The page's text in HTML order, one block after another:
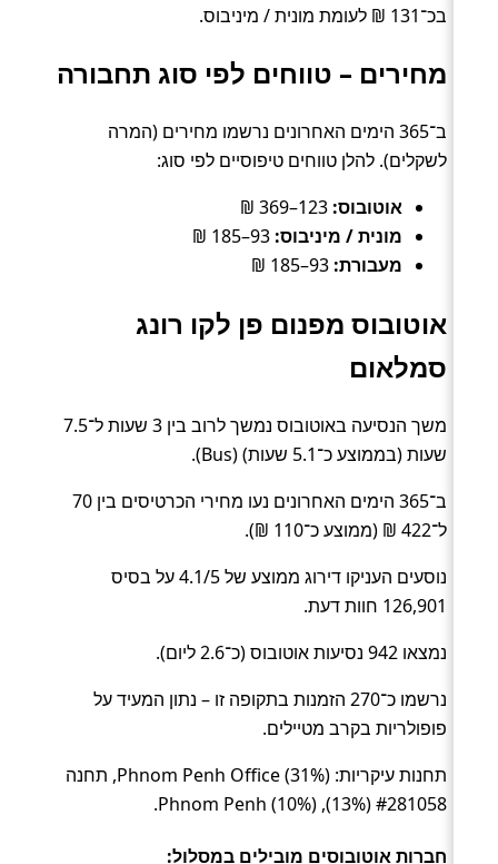
בכ־131 ₪ לעומת מונית / מיניבוס.
מחירים – טווחים לפי סוג תחבורה
ב־365 הימים האחרונים נרשמו מחירים (המרה
לשקלים). להלן טווחים טיפוסיים לפי סוג:
אוטובוס:
מונית / מיניבוס:
מעבורת:
אוטובוס מפנום פן לקו רונג
סמלאום
משך הנסיעה באוטובוס נמשך לרוב בין 3 שעות ל־7.5
שעות (בממוצע כ־5.1 שעות) (Bus).
ב־365 הימים האחרונים נעו מחירי הכרטיסים בין 70
ל־422 ₪ (ממוצע כ־110 ₪).
נוסעים העניקו דירוג ממוצע של 4.1/5 על בסיס
126,901 חוות דעת.
נמצאו 942 נסיעות אוטובוס (כ־2.6 ליום).
נרשמו כ־270 הזמנות בתקופה זו – נתון המעיד על
פופולריות בקרב מטיילים.
תחנות עיקריות: Phnom Penh Office (31%), תחנה
#281058 (13%), Phnom Penh (10%).
חברות אוטובוסים מובילים במסלול: